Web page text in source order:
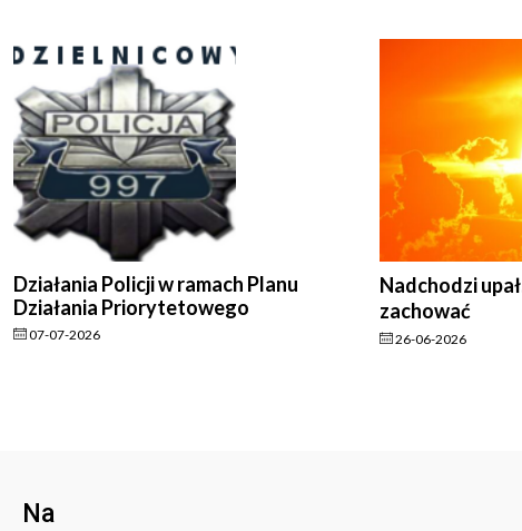
Działania Policji w ramach Planu
Działania Priorytetowego
07-07-2026
Nadchodzi
zachować
26-06-2026
Na